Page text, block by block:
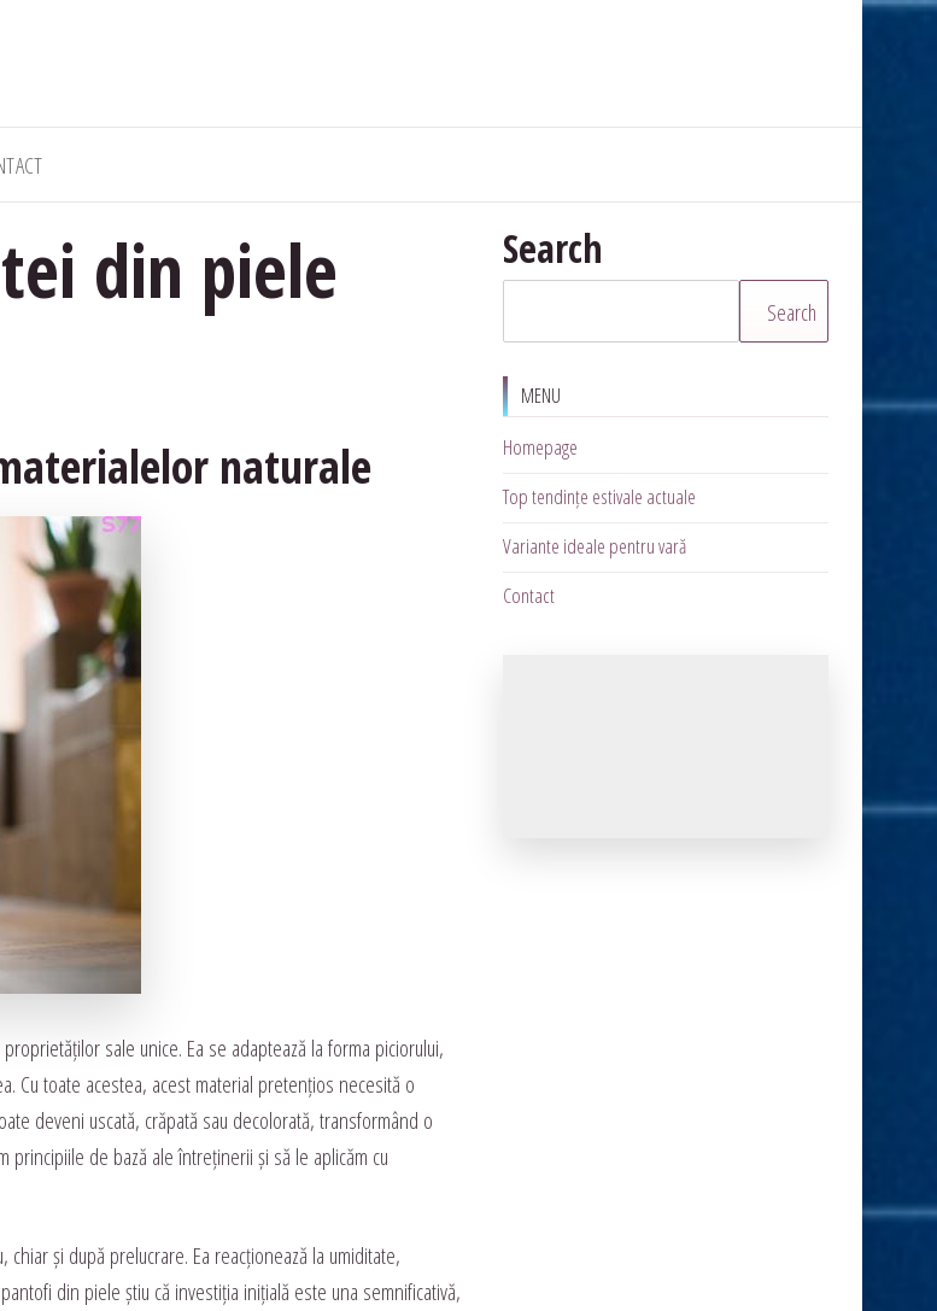
din piele
naturale
sale unice. Ea se adaptează la forma piciorului,
Cu toate acestea, acest material pretențios necesită o
deveni uscată, crăpată sau decolorată, transformând o
de bază ale întreținerii și să le aplicăm cu
și după prelucrare. Ea reacționează la umiditate,
din piele știu că investiția inițială este una semnificativă,
Search
Search
MENU
Homepage
Top tendințe estivale actuale
Variante ideale pentru vară
Contact